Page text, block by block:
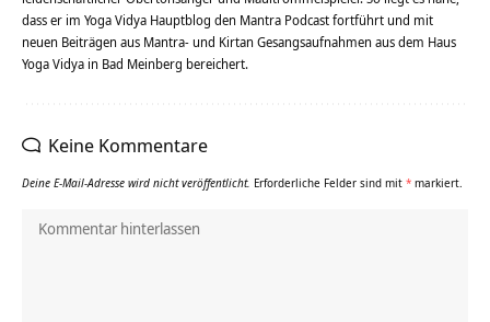
dass er im Yoga Vidya Hauptblog den Mantra Podcast fortführt und mit
neuen Beiträgen aus Mantra- und Kirtan Gesangsaufnahmen aus dem Haus
Yoga Vidya in Bad Meinberg bereichert.
Keine Kommentare
Deine E-Mail-Adresse wird nicht veröffentlicht. Erforderliche Felder sind mit * markiert.